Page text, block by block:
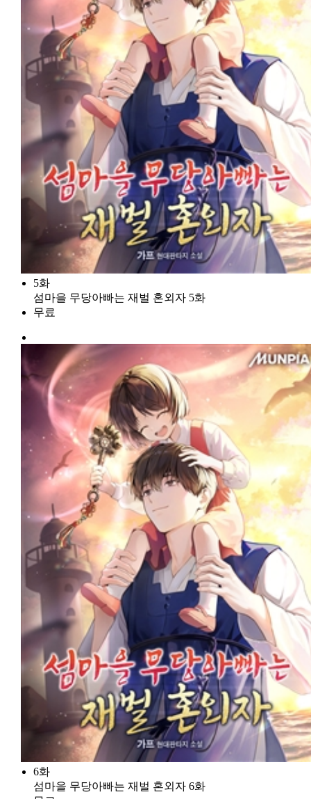
5화
섬마을 무당아빠는 재벌 혼외자 5화
무료
6화
섬마을 무당아빠는 재벌 혼외자 6화